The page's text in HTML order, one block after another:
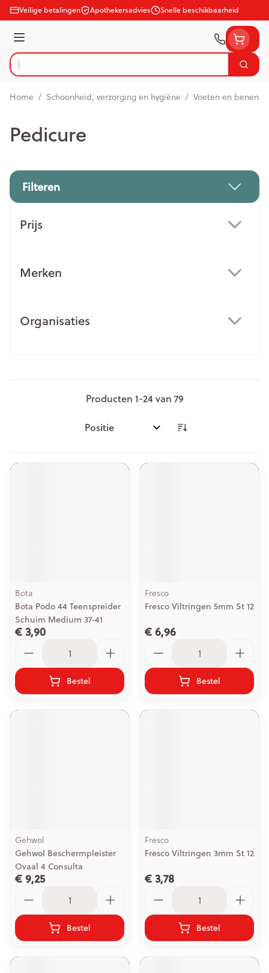
Ga naar de inhoud
Veilige betalingen Apothekersadvies Snelle beschikbaarheid
Menu
Product, merk, categorie... Zoek
Home / Schoonheid, verzorging en hygiëne / Voeten en benen
Pedicure
Filteren
Prijs
Merken
Organisaties
Producten 1-24van 79
Sorteer op:
Bota
Bota Podo 44 Teenspreider
Schuim Medium 37-41
€ 3,90
Bestel
Fresco
Fresco Viltringen 5mm St 12
€ 6,96
Bestel
Gehwol
Gehwol Beschermpleister
Ovaal 4 Consulta
€ 9,25
Bestel
Fresco
Fresco Viltringen 3mm St 12
€ 3,78
Bestel